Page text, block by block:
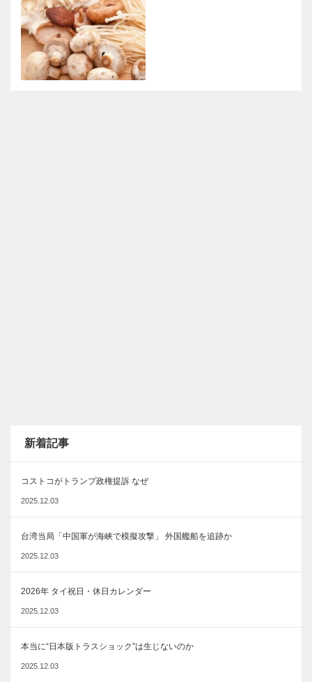
新着記事
コストコがトランプ政権提訴 なぜ
2025.12.03
台湾当局「中国軍が海峡で模擬攻撃」 外国艦船を追跡か
2025.12.03
2026年 タイ祝日・休日カレンダー
2025.12.03
本当に“日本版トラスショック”は生じないのか
2025.12.03